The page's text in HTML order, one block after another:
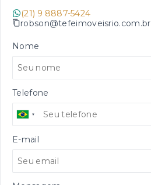
(21) 9 8887-5424
robson@tefeimoveisrio.com.br
Nome
Telefone
E-mail